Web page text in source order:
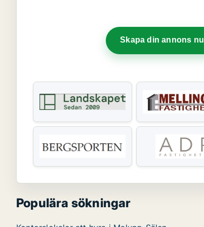
Skapa din annons nu
Populära sökningar